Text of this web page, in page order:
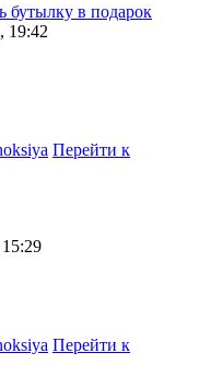
бутылку в подарок
19:42
Перейти к
Перейти к